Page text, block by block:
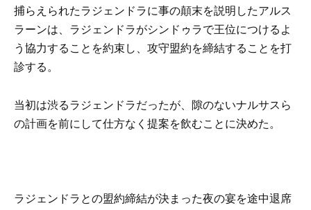
捕らえられたラジェンドラに事の顛末を説明したアルス
ラーンは、ラジェンドラがシンドゥラで王位につけるよ
う協力することを約束し、攻守盟約を締結することを打
診する。
当初は渋るラジェンドラだったが、隙のないナルサスら
の計画を前にして仕方なく提案を飲むことに決めた。
ラジェンドラとの盟約締結が決まった夜の宴を途中退席